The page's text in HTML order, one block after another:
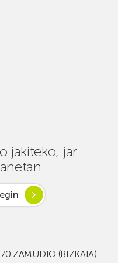
jakiteko, jar
ZAMUDIO (BIZKAIA)